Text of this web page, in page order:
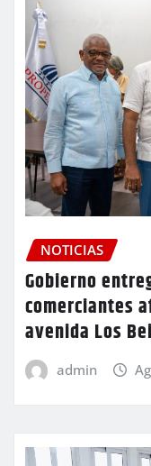
NOTICIAS
Gobierno
comerciantes
avenida Los
admin